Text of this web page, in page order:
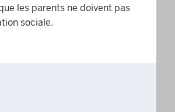
les parents ne doivent pas
sociale.